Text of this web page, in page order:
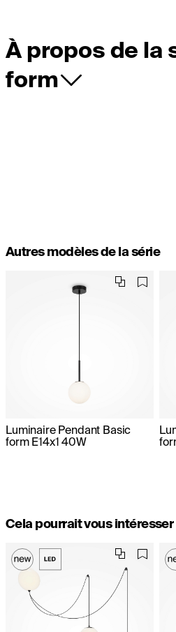
À propos de la
form
Autres modèles de la série
Luminaire Pendant Basic
form E14x1 40W
Cela pourrait vous intéresser